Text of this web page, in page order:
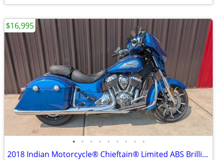
• • • • • • • • •
2018 Indian Motorcycle® Chieftain® Limited ABS Brilliant Blue
$16,995